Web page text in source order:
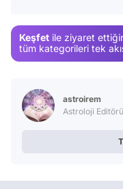
Keşfet ile ziyaret
tüm kategorileri tek
astroirem
Astroloji Editörü